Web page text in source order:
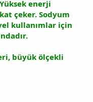
enerji
çeker. Sodyum
kullanımlar için
büyük ölçekli